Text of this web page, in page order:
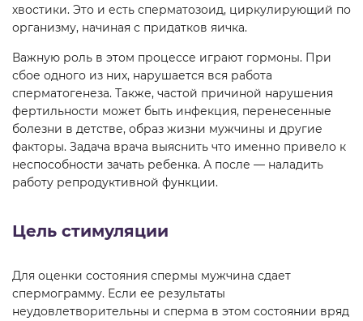
хвостики. Это и есть сперматозоид, циркулирующий по
организму, начиная с придатков яичка.
Важную роль в этом процессе играют гормоны. При
сбое одного из них, нарушается вся работа
сперматогенеза. Также, частой причиной нарушения
фертильности может быть инфекция, перенесенные
болезни в детстве, образ жизни мужчины и другие
факторы. Задача врача выяснить что именно привело к
неспособности зачать ребенка. А после — наладить
работу репродуктивной функции.
Цель стимуляции
Для оценки состояния спермы мужчина сдает
спермограмму. Если ее результаты
неудовлетворительны и сперма в этом состоянии вряд